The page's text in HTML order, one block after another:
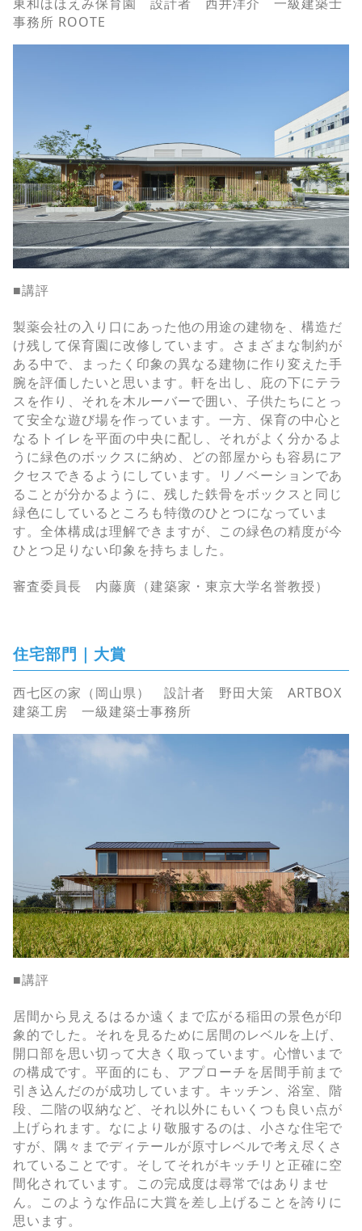
事務所 ROOTE
■講評
製薬会社の入り口にあった他の用途の建物を、構造だ
け残して保育園に改修しています。さまざまな制約が
ある中で、まったく印象の異なる建物に作り変えた手
腕を評価したいと思います。軒を出し、庇の下にテラ
スを作り、それを木ルーバーで囲い、子供たちにとっ
て安全な遊び場を作っています。一方、保育の中心と
なるトイレを平面の中央に配し、それがよく分かるよ
うに緑色のボックスに納め、どの部屋からも容易にア
クセスできるようにしています。リノベーションであ
ることが分かるように、残した鉄骨をボックスと同じ
緑色にしているところも特徴のひとつになっていま
す。全体構成は理解できますが、この緑色の精度が今
ひとつ足りない印象を持ちました。
審査委員長 内藤廣（建築家・東京大学名誉教授）
住宅部門｜大賞
西七区の家（岡山県） 設計者 野田大策 ARTBOX
建築工房 一級建築士事務所
■講評
居間から見えるはるか遠くまで広がる稲田の景色が印
象的でした。それを見るために居間のレベルを上げ、
開口部を思い切って大きく取っています。心憎いまで
の構成です。平面的にも、アプローチを居間手前まで
引き込んだのが成功しています。キッチン、浴室、階
段、二階の収納など、それ以外にもいくつも良い点が
上げられます。なにより敬服するのは、小さな住宅で
すが、隅々までディテールが原寸レベルで考え尽くさ
れていることです。そしてそれがキッチリと正確に空
間化されています。この完成度は尋常ではありませ
ん。このような作品に大賞を差し上げることを誇りに
思います。